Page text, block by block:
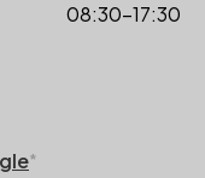
08:30-17:30